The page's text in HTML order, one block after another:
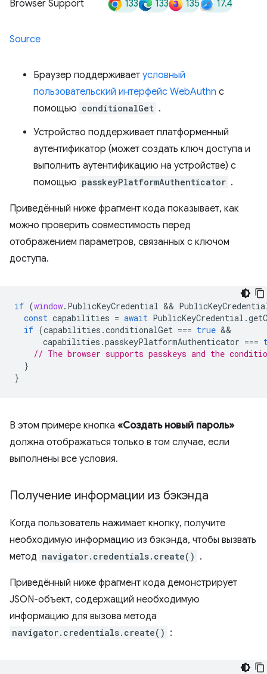
Browser Support 133 133 135 17.4
Source
Браузер поддерживает условный
пользовательский интерфейс WebAuthn с
помощью conditionalGet .
Устройство поддерживает платформенный
аутентификатор (может создать ключ доступа и
выполнить аутентификацию на устройстве) с
помощью passkeyPlatformAuthenticator .
Приведённый ниже фрагмент кода показывает, как
можно проверить совместимость перед
отображением параметров, связанных с ключом
доступа.
if (window. PublicKeyCredential &&
const capabilities = await PublicKeyCredential .
if (capabilities .conditionalGet === true
capabilities .passkeyPlatformAuthenticator ===
// The browser supports passkeys and the
}
}
В этом примере кнопка «Создать новый пароль»
должна отображаться только в том случае, если
выполнены все условия.
Получение информации из бэкэнда
Когда пользователь нажимает кнопку, получите
необходимую информацию из бэкэнда, чтобы вызвать
метод navigator.credentials.create() .
Приведённый ниже фрагмент кода демонстрирует
JSON-объект, содержащий необходимую
информацию для вызова метода
navigator.credentials.create() :